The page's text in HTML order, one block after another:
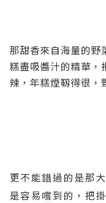
那甜香來自海量的野
糕盡吸醬汁的精華，
辣，年糕煙靱得很，
更不能錯過的是那
是容易嚐到的，把